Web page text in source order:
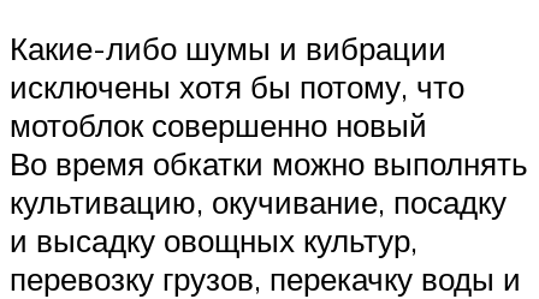
Какие-либо шумы и вибрации
исключены хотя бы потому, что
мотоблок совершенно новый
Во время обкатки можно выполнять
культивацию, окучивание, посадку
и высадку овощных культур,
перевозку грузов, перекачку воды и